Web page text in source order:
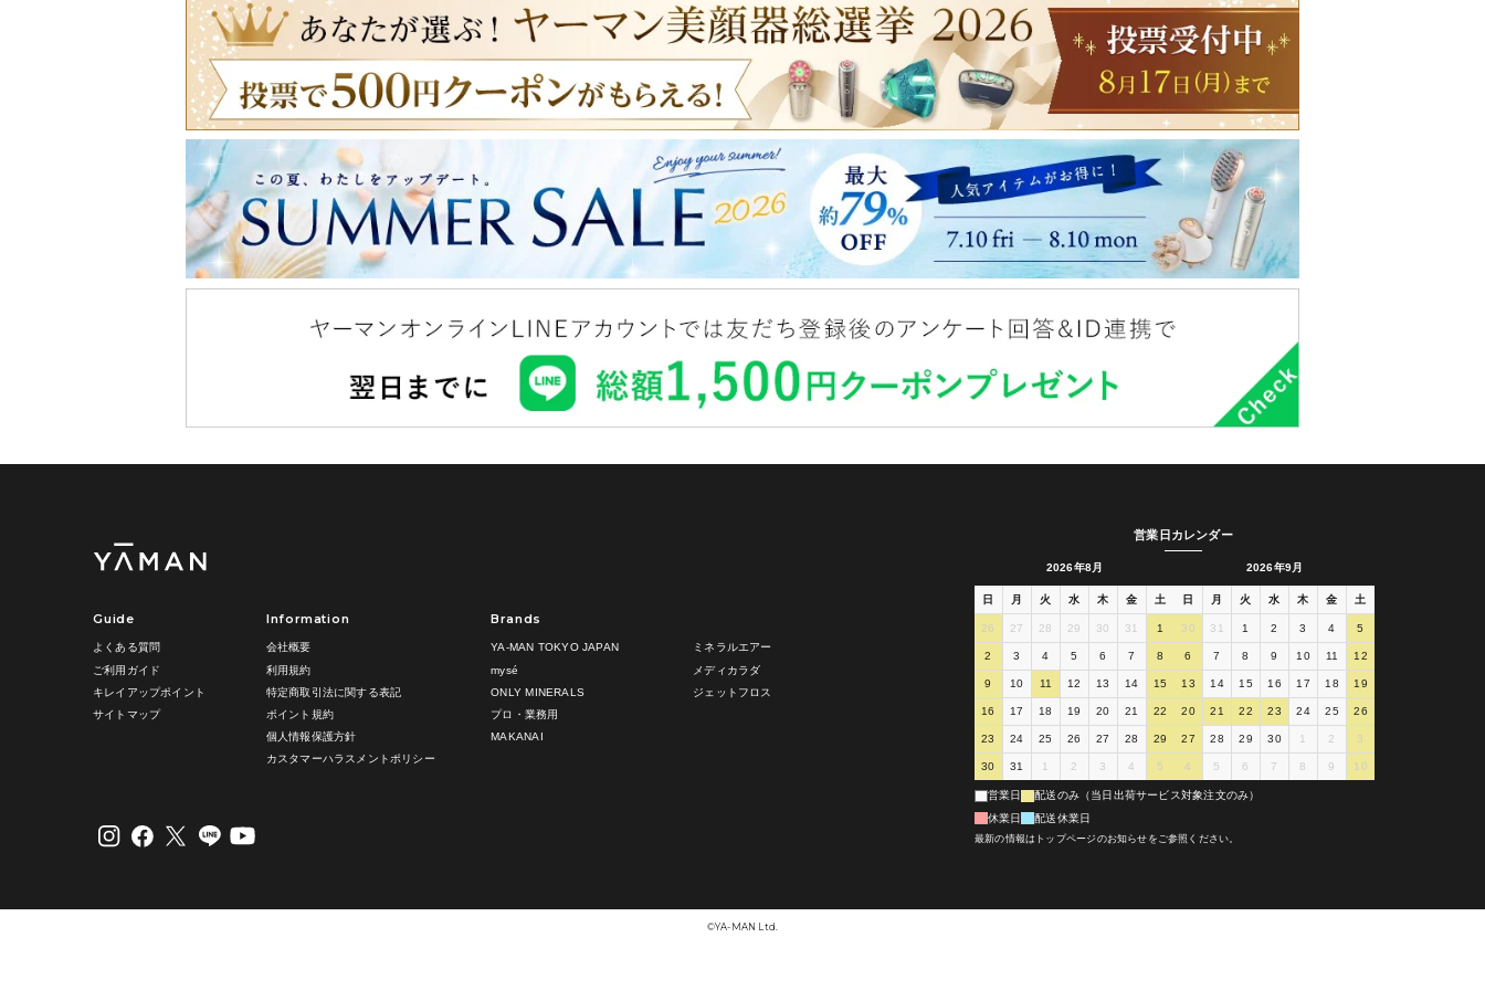
Guide
よくある質問
ご利用ガイド
キレイアップポイント
サイトマップ
Information
会社概要
利用規約
特定商取引法に関する表記
ポイント規約
個人情報保護方針
カスタマーハラスメントポリシー
Brands
YA-MAN TOKYO JAPAN
mysé
ONLY MINERALS
プロ・業務用
MAKANAI
ミネラルエアー
メディカラダ
ジェットフロス
営業日カレンダー
2026年8月
日 月 火 水 木 金 土
26 27 28 29 30 31 1
2 3 4 5 6 7 8
9 10 11 12 13 14 15
16 17 18 19 20 21 22
23 24 25 26 27 28 29
30 31 1 2 3 4 5
2026年9月
日 月 火 水 木 金 土
30 31 1 2 3 4 5
6 7 8 9 10 11 12
13 14 15 16 17 18 19
20 21 22 23 24 25 26
27 28 29 30 1 2 3
4 5 6 7 8 9 10
営業日
配送のみ（当日出荷サービス対象注文のみ）
休業日
配送休業日
最新の情報はトップページのお知らせをご参照ください。
©︎YA-MAN Ltd.